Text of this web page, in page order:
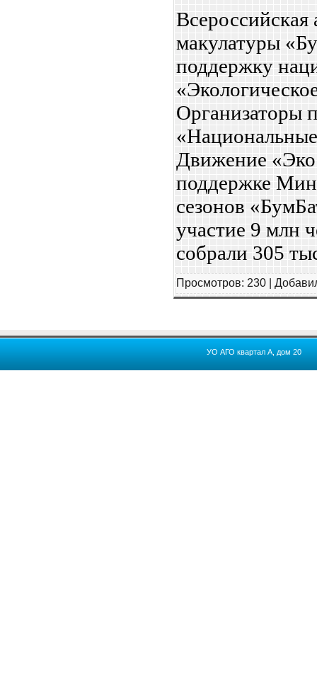
Всероссийская
макулатуры
поддержку
Организаторы
Движение
поддержке
сезонов
участие 9 млн
собрали 305
Просмотров: 230 |
УО АГО квартал А, дом 20